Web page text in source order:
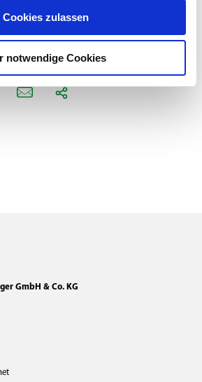
Cookies zulassen
notwendige Cookies
PAULA
GmbH & Co. KG